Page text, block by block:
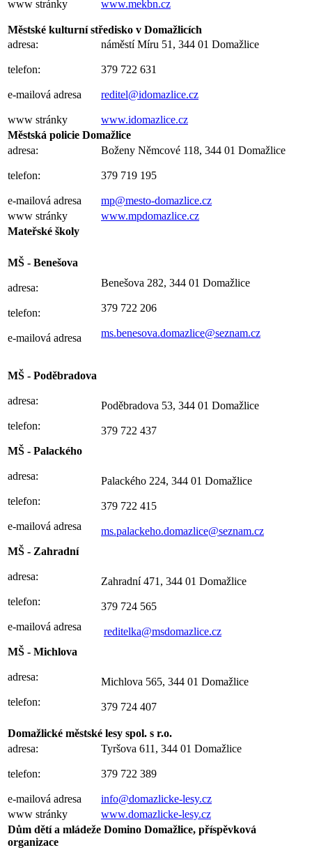
www stránky www.mekbn.cz
Městské kulturní středisko v Domažlicích
adresa:
telefon:
e-mailová adresa
www stránky
náměstí Míru 51, 344 01 Domažlice
379 722 631
reditel@idomazlice.cz
www.idomazlice.cz
Městská policie Domažlice
adresa:
telefon:
e-mailová adresa
Boženy Němcové 118, 344 01 Domažlice
379 719 195
mp@mesto-domazlice.cz
www stránky
www.mpdomazlice.cz
Mateřské školy
MŠ - Benešova
adresa:
telefon:
e-mailová adresa
MŠ - Poděbradova
adresa:
telefon:
MŠ - Palackého
adresa:
telefon:
e-mailová adresa
MŠ - Zahradní
adresa:
telefon:
e-mailová adresa
MŠ - Michlova
adresa:
telefon:
Benešova 282, 344 01 Domažlice
379 722 206
ms.benesova.domazlice@seznam.cz
Poděbradova 53, 344 01 Domažlice
379 722 437
Palackého 224, 344 01 Domažlice
379 722 415
ms.palackeho.domazlice@seznam.cz
Zahradní 471, 344 01 Domažlice
379 724 565
reditelka@msdomazlice.cz
Michlova 565, 344 01 Domažlice
379 724 407
Domažlické městské lesy spol. s r.o.
adresa:
telefon:
e-mailová adresa
Tyršova 611, 344 01 Domažlice
379 722 389
info@domazlicke-lesy.cz
www stránky
www.domazlicke-lesy.cz
Dům dětí a mládeže Domino Domažlice, příspěvková
organizace